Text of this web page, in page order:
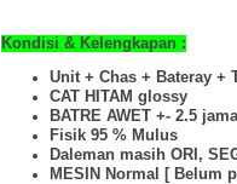
Kondisi & Kelengkapan :
Unit + Chas + Bateray +
CAT HITAM glossy
BATRE AWET +- 2.5
Fisik 95 % Mulus
Daleman masih ORI,
MESIN Normal [ Belum